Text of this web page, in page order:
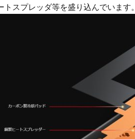
トスプレッダ等を盛り込んでいます。